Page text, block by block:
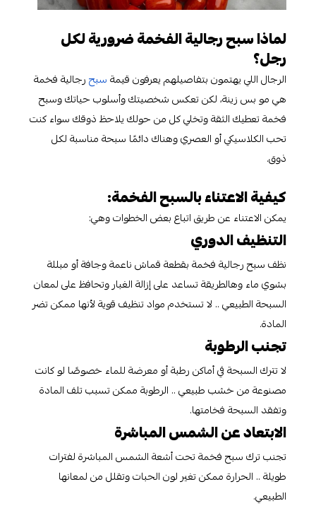
لماذا سبح رجالية الفخمة ضرورية لكل
رجل؟
الرجال اللي يهتمون بتفاصيلهم يعرفون قيمةسبحرجالية فخمة
هي مو بس زينة، لكن تعكس شخصيتك وأسلوب حياتك وسبح
فخمة تعطيك الثقة وتخلي كل من حولك يلاحظ ذوقك سواء كنت
تحب الكلاسيكي أو العصري وهناك دائمًا سبحة مناسبة لكل
ذوق.
كيفية الاعتناء بالسبح الفخمة:
يمكن الاعتناء عن طريق اتباع بعض الخطوات وهي:
التنظيف الدوري
نظف سبح رجالية فخمة بقطعة قماش ناعمة وجافة أو مبللة
بشوي ماء وهالطريقة تساعد على إزالة الغبار وتحافظ على لمعان
السبحة الطبيعي .. لا تستخدم مواد تنظيف قوية لأنها ممكن تضر
المادة.
تجنب الرطوبة
لا تترك السبحة في أماكن رطبة أو معرضة للماء خصوصًا لو كانت
مصنوعة من خشب طبيعي .. الرطوبة ممكن تسبب تلف المادة
وتفقد السبحة فخامتها.
الابتعاد عن الشمس المباشرة
تجنب ترك سبح فخمة تحت أشعة الشمس المباشرة لفترات
طويلة .. الحرارة ممكن تغير لون الحبات وتقلل من لمعانها
الطبيعي.